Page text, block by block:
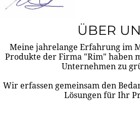
ÜBER
Meine jahrelange Erfahrung im
Produkte der Firma "Rim" haben
Unternehmen zu
Wir erfassen gemeinsam den
Lösungen für Ihr